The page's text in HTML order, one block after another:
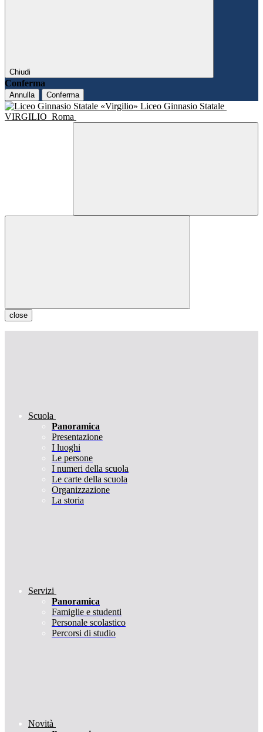
Chiudi
Conferma
Annulla Conferma
Liceo Ginnasio Statale
VIRGILIO Roma
close
Scuola
Panoramica
Presentazione
I luoghi
Le persone
I numeri della scuola
Le carte della scuola
Organizzazione
La storia
Servizi
Panoramica
Famiglie e studenti
Personale scolastico
Percorsi di studio
Novità